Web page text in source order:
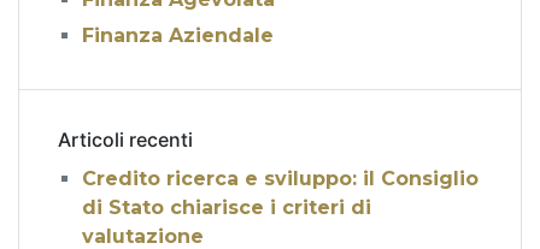
Finanza Aziendale
Articoli recenti
Credito ricerca e sviluppo: il Consiglio
di Stato chiarisce i criteri di
valutazione